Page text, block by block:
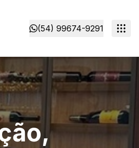
(54) 99674-9291